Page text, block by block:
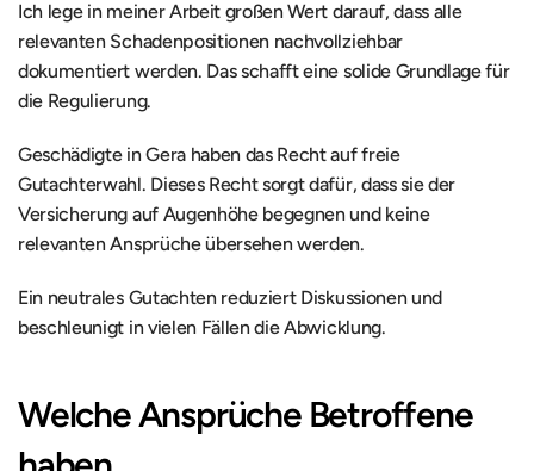
Ich lege in meiner Arbeit großen Wert darauf, dass alle
relevanten Schadenpositionen nachvollziehbar
dokumentiert werden. Das schafft eine solide Grundlage für
die Regulierung.
Geschädigte in Gera haben das Recht auf freie
Gutachterwahl. Dieses Recht sorgt dafür, dass sie der
Versicherung auf Augenhöhe begegnen und keine
relevanten Ansprüche übersehen werden.
Ein neutrales Gutachten reduziert Diskussionen und
beschleunigt in vielen Fällen die Abwicklung.
Welche Ansprüche Betroffene